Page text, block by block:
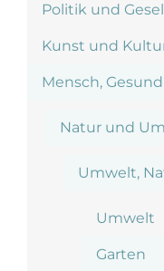
Politik und
Kunst und
Mensch,
Natur und
Umwelt,
Umwelt
Garten